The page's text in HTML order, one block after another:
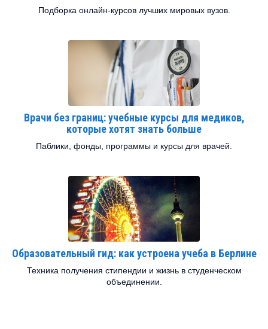
Подборка онлайн-курсов лучших мировых вузов.
Врачи без границ: учебные курсы для медиков,
которые хотят знать больше
Паблики, фонды, программы и курсы для врачей.
Образовательный гид: как устроена учеба в Берлине
Техника получения стипендии и жизнь в студенческом
объединении.